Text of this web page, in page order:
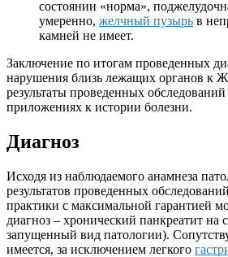
состоянии «норма»,
умеренно, желчный пузырь в
камней не имеет.
Заключение по итогам проведенных
нарушения близь лежащих органов к
результаты проведенных
приложениях к истории болезни.
Диагноз
Исходя из наблюдаемого анамнеза
результатов проведенных
практики с максимальной гарантией
диагноз – хронический панкреатит на
запущенный вид патологии).
имеется, за исключением легкого